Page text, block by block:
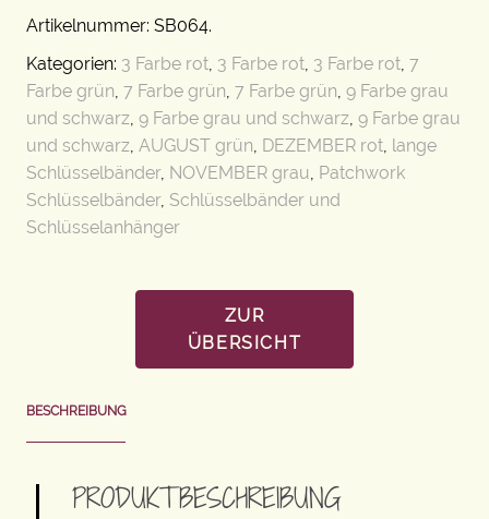
Artikelnummer: SB064.
Kategorien: 3 Farbe rot, 3 Farbe rot, 3 Farbe rot, 7
Farbe grün, 7 Farbe grün, 7 Farbe grün, 9 Farbe grau
und schwarz, 9 Farbe grau und schwarz, 9 Farbe grau
und schwarz, AUGUST grün, DEZEMBER rot, lange
Schlüsselbänder, NOVEMBER grau, Patchwork
Schlüsselbänder, Schlüsselbänder und
Schlüsselanhänger
ZUR
ÜBERSICHT
BESCHREIBUNG
PRODUKTBESCHREIBUNG